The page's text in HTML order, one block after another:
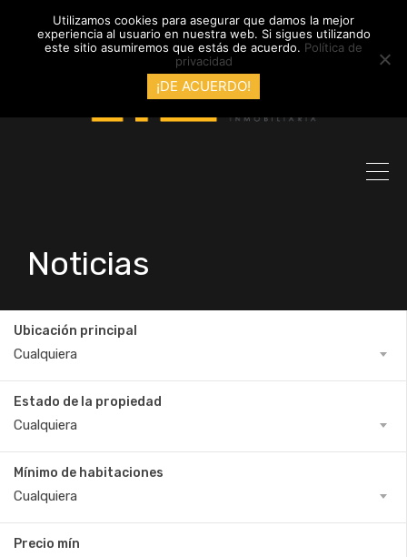
info@inmobiliariadyl.com
Noticias
Ubicación principal
Cualquiera
Estado de la propiedad
Cualquiera
Mínimo de habitaciones
Cualquiera
Precio mín
Utilizamos cookies para asegurar que damos la mejor
experiencia al usuario en nuestra web. Si sigues utilizando
este sitio asumiremos que estás de acuerdo. Política de
privacidad
¡DE ACUERDO!